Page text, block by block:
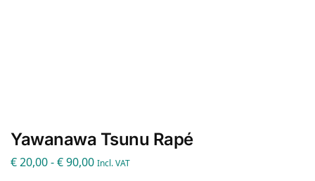
Yawanawa Tsunu Rapé
€20,00-€90,00 Incl. VAT